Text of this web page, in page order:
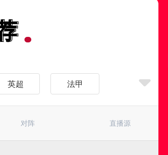
英超 法甲
日职联对阵 直播源